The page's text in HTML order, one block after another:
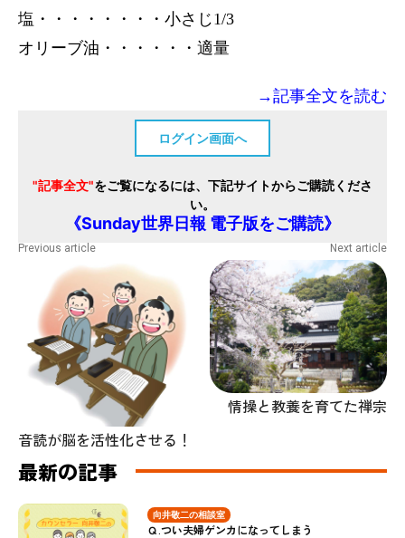
塩・・・・・・・・小さじ1/3
オリーブ油・・・・・・適量
→記事全文を読む
ログイン画面へ
"記事全文"をご覧になるには、下記サイトからご購読くださ
い。
《Sunday世界日報 電子版をご購読》
Previous article
音読が脳を活性化させる！
Next article
情操と教養を育てた禅宗
最新の記事
向井敬二の相談室
Ｑ.つい夫婦ゲンカになってしまう